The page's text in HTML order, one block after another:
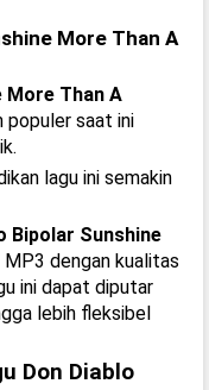
More Than A
More Than A
populer saat ini
lagu ini semakin
Bipolar Sunshine
dengan kualitas
ini dapat diputar
lebih fleksibel
Don Diablo